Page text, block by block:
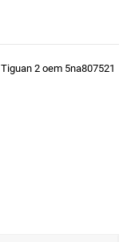
2 oem 5na807521